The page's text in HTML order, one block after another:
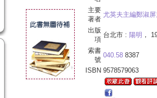
主要
著者
尤英夫主編鄭淑
出版
項
台北市 : 陽明 ，
索書
號
040.58 8387
ISBN 9578579063